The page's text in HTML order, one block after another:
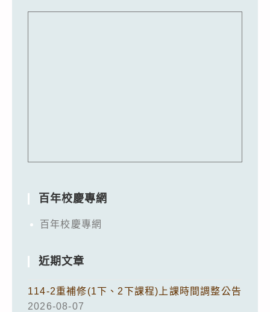
百年校慶專網
百年校慶專網
近期文章
114-2重補修(1下、2下課程)上課時間調整公告
2026-08-07